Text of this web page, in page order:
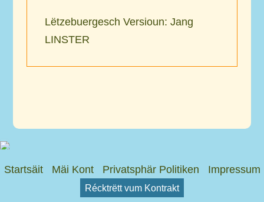
Lëtzebuergesch Versioun: Jang
LINSTER
Startsäit Mäi Kont Privatsphär Politiken Impressum
Récktrëtt vum Kontrakt